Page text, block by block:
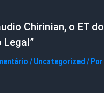
Chirinian, o ET do
Legal”
/ Uncategorized / Por